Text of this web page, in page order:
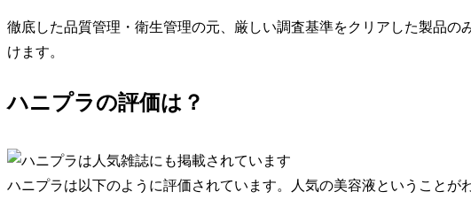
徹底した品質管理・衛生管理の元、 厳しい調査基準をクリアした製品の
けます。
ハニプラの評価は？
ハニプラは以下のように評価されています。人気の美容液ということが